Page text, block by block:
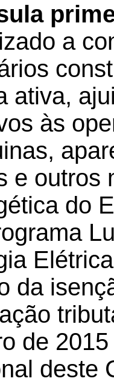
a
ativa,
às
e outros
do
da
de
deste